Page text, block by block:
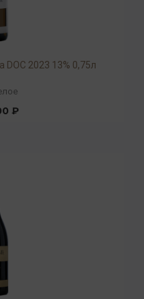
DOC 2023 13% 0,75л
₽